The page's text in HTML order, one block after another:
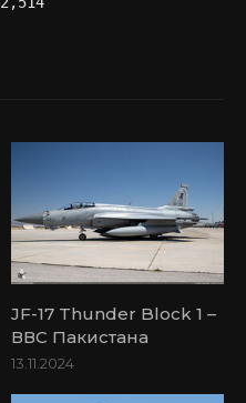
JF-17 Thunder Block 1 –
ВВС Пакистана
13.11.2024